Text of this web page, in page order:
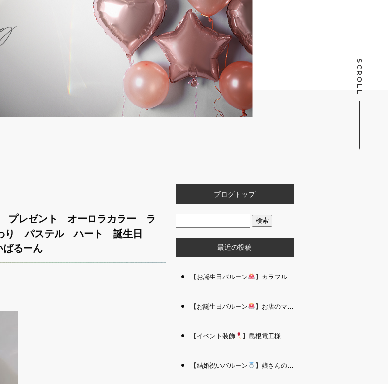
SCROLL
プレゼント オーロラカラー ラ
り パステル ハート 誕生日
るーん
ブログトップ
最近の投稿
【お誕生日バルーン 】カラフルで存在感たっぷりのバルーンタワー｜松江 i Balloo n
【お誕生日バルーン 】お店のママさんへの華やかなお祝いに｜シャンパン付き豪 華バルーンアレンジメント｜松江 i Balloon
【イベント装飾 】島根電工様 お客様感謝祭｜入口アーチ＆キッズコーナー装飾 を担当しました｜松江 i Balloon
【結婚祝いバルーン 】娘さんのご結婚祝いに｜ウェディングベアとフラワーイン バルーンが華やかなバルーンアレンジメント｜松江 i Balloon